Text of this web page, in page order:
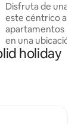
Disfruta de una
este céntrico
apartamentos
en una ubicación
Valladolid, a
solo 3 minutos
holiday